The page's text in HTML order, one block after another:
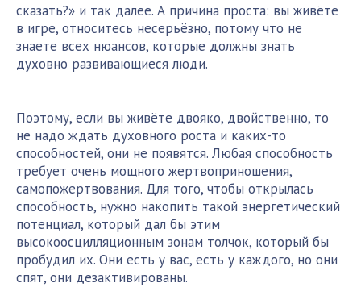
сказать?» и так далее. А причина проста: вы живёте
в игре, относитесь несерьёзно, потому что не
знаете всех нюансов, которые должны знать
духовно развивающиеся люди.
Поэтому, если вы живёте двояко, двойственно, то
не надо ждать духовного роста и каких-то
способностей, они не появятся. Любая способность
требует очень мощного жертвоприношения,
самопожертвования. Для того, чтобы открылась
способность, нужно накопить такой энергетический
потенциал, который дал бы этим
высокоосцилляционным зонам толчок, который бы
пробудил их. Они есть у вас, есть у каждого, но они
спят, они дезактивированы.